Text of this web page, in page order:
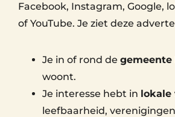
Facebook, Instagram, Google,
of YouTube. Je ziet deze
Je in of rond de gemeente
woont.
Je interesse hebt in lokale
leefbaarheid,